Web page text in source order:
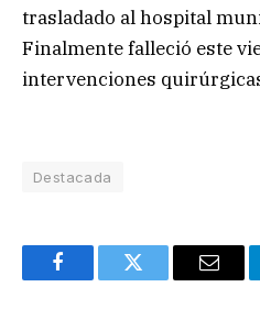
trasladado al hospital
Finalmente falleció este
intervenciones
Destacada
FacebookTwitter Email